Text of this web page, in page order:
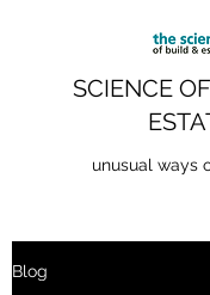
SCIENCE
unusual ways
Blog